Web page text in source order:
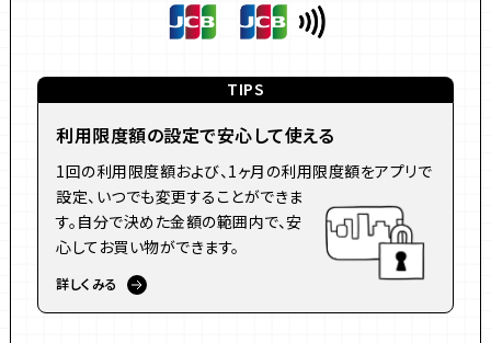
TIPS
利用限度額の設定で安心して使える
1回の利用限度額および、1ヶ月の利用限度額をアプリで
設定、いつでも変更することができま
す。自分で決めた金額の範囲内で、安
心してお買い物ができます。
詳しくみる